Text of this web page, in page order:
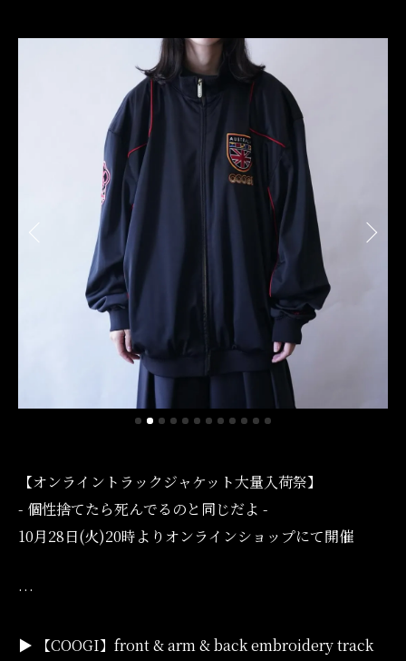
【オンライントラックジャケット大量入荷祭】
- 個性捨てたら死んでるのと同じだよ -
10月28日(火)20時よりオンラインショップにて開催
…
▶︎ 【COOGI】front & arm & back embroidery track